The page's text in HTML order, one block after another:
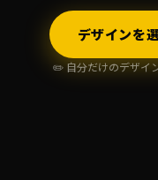
デザインを
✏️ 自分だけのデザイ